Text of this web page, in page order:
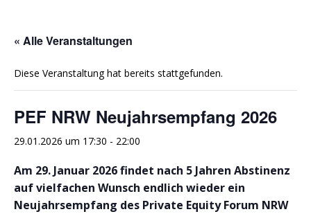
« Alle Veranstaltungen
Diese Veranstaltung hat bereits stattgefunden.
PEF NRW Neujahrsempfang 2026
29.01.2026 um 17:30 - 22:00
Am 29. Januar 2026 findet nach 5 Jahren Abstinenz
auf vielfachen Wunsch endlich wieder ein
Neujahrsempfang des Private Equity Forum NRW